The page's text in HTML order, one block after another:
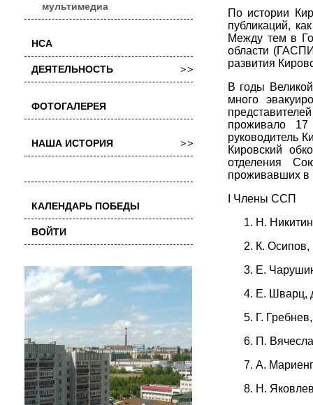
мультимедиа
НСА
ДЕЯТЕЛЬНОСТЬ
ФОТОГАЛЕРЕЯ
НАША ИСТОРИЯ
КАЛЕНДАРЬ ПОБЕДЫ
ВОЙТИ
По истории
публикаций,
Между тем в
области
развития
В годы
много
проживало
руководитель
Кировский
отделения
проживавших в
I Члены ССП
Н.
К. Осипов,
Е.
Е. Шварц,
Г.
П.
А.
Н.